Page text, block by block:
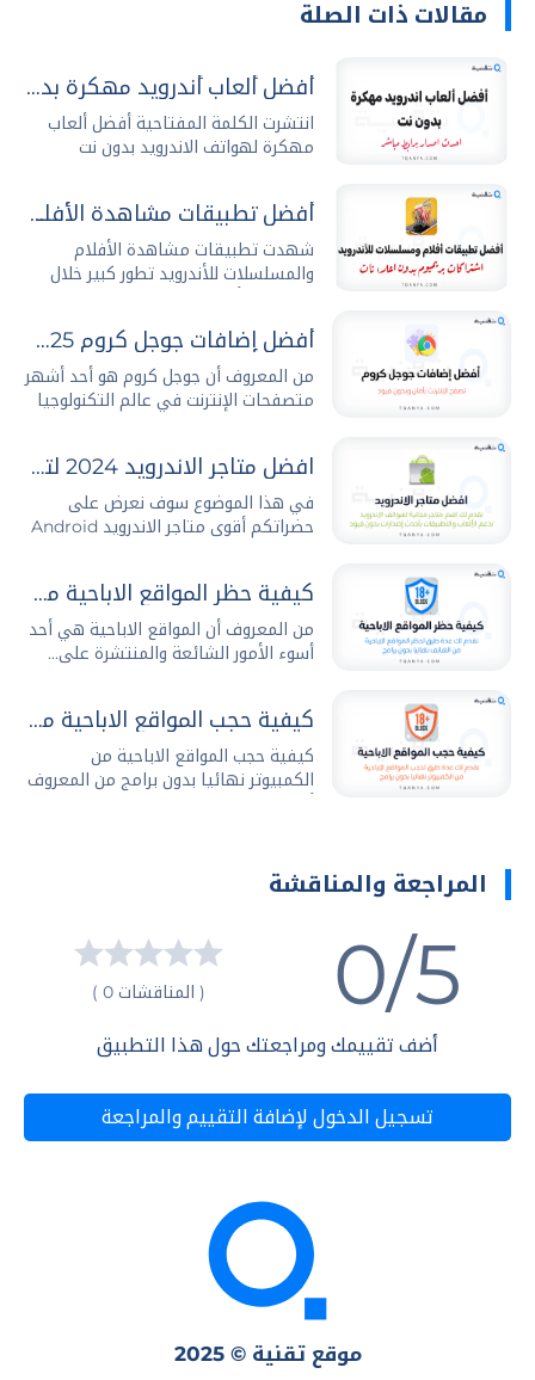
مقالات ذات الصلة
أفضل ألعاب أندرويد مهكرة بدون نت 2026 مجاناً
انتشرت الكلمة المفتاحية أفضل ألعاب
مهكرة لهواتف الاندرويد بدون نت
أفضل تطبيقات مشاهدة الأفلام والمسلسلات للأندرويد
شهدت تطبيقات مشاهدة الأفلام
والمسلسلات للأندرويد تطور كبير خلال
أفضل إضافات جوجل كروم 2025 وطريقة تثبيتها وإدارتها بكل سهولة
من المعروف أن جوجل كروم هو أحد أشهر
متصفحات الإنترنت في عالم التكنولوجيا
افضل متاجر الاندرويد 2024 لتحميل التطبيقات والالعاب مجانا
في هذا الموضوع سوف نعرض على
حضراتكم أقوى متاجر الاندرويد Android
كيفية حظر المواقع الاباحية من الهاتف نهائيا بدون برامج
من المعروف أن المواقع الاباحية هي أحد
أسوء الأمور الشائعة والمنتشرة على...
كيفية حجب المواقع الاباحية من الكمبيوتر نهائيا بدون برامج
كيفية حجب المواقع الاباحية من
الكمبيوتر نهائيا بدون برامج من المعروف
المراجعة والمناقشة
0/5 ( المناقشات 0 )
أضف تقييمك ومراجعتك حول هذا التطبيق
تسجيل الدخول لإضافة التقييم والمراجعة
موقع تقنية © 2025